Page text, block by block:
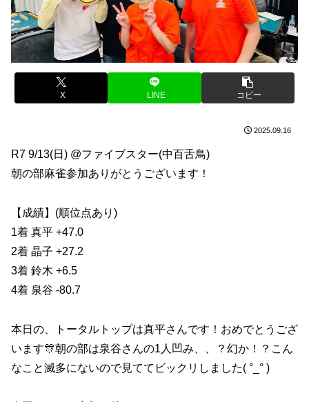
X LINE コピー
2025.09.16
R7 9/13(日) @ファイブスター(中百舌鳥)
朝の部麻雀参加ありがとうございます！
【成績】(順位点あり)
1着 真平 +47.0
2着 晶子 +27.2
3着 鈴木 +6.5
4着 泉谷 -80.7
本日の、トータルトップは真平さんです！おめでとうござ
います🎊朝の部は泉谷さんの1人凹み、、？幻か！？こん
なこと滅多にないので見ててビックリしました( °_° )